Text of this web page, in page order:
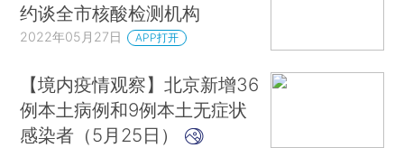
约谈全市核酸检测机构
2022年05月27日 APP打开
【境内疫情观察】北京新增36
例本土病例和9例本土无症状
感染者（5月25日）